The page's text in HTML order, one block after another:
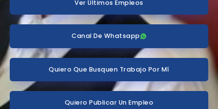
Ver Últimos Empleos
Canal De Whatsapp
Quiero Que Busquen Trabajo Por Mí
Quiero Publicar Un Empleo